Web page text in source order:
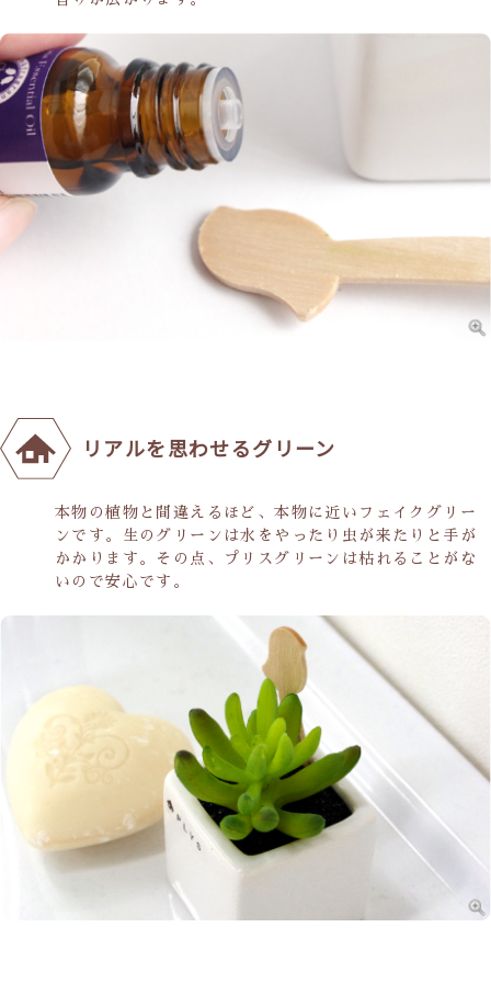
リアルを思わせるグリーン
本物の植物と間違えるほど、本物に近いフェイクグリー
ンです。生のグリーンは水をやったり虫が来たりと手が
かかります。その点、プリスグリーンは枯れることがな
いので安心です。